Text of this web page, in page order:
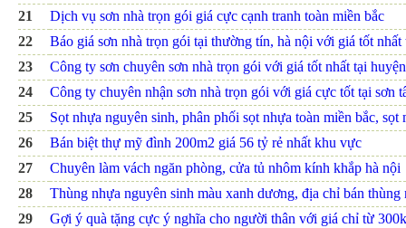
21
Dịch vụ sơn nhà trọn gói giá cực cạnh tranh toàn miền bắc
22
Báo giá sơn nhà trọn gói tại thường tín, hà nội với giá tốt
23
Công ty sơn chuyên sơn nhà trọn gói với giá tốt nhất tại
24
Công ty chuyên nhận sơn nhà trọn gói với giá cực tốt tại sơn
25
Sọt nhựa nguyên sinh, phân phối sọt nhựa toàn miền bắc, sọt
26
Bán biệt thự mỹ đình 200m2 giá 56 tỷ rẻ nhất khu vực
27
Chuyên làm vách ngăn phòng, cửa tủ nhôm kính khắp hà nội
28
Thùng nhựa nguyên sinh màu xanh dương, địa chỉ bán thùng
29
Gợi ý quà tặng cực ý nghĩa cho người thân với giá chỉ từ